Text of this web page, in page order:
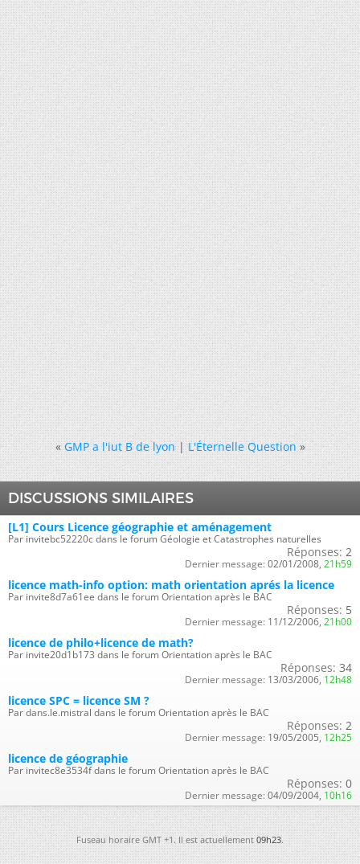
« GMP a l'iut B de lyon|L'Éternelle Question »
DISCUSSIONS SIMILAIRES
[L1] Cours Licence géographie et aménagement
Par invitebc52220c dans le forum Géologie et Catastrophes naturelles
Réponses: 2
Dernier message: 02/01/2008, 21h59
licence math-info option: math orientation aprés la licence
Par invite8d7a61ee dans le forum Orientation après le BAC
Réponses: 5
Dernier message: 11/12/2006, 21h00
licence de philo+licence de math?
Par invite20d1b173 dans le forum Orientation après le BAC
Réponses: 34
Dernier message: 13/03/2006, 12h48
licence SPC = licence SM ?
Par dans.le.mistral dans le forum Orientation après le BAC
Réponses: 2
Dernier message: 19/05/2005, 12h25
licence de géographie
Par invitec8e3534f dans le forum Orientation après le BAC
Réponses: 0
Dernier message: 04/09/2004, 10h16
Fuseau horaire GMT +1. Il est actuellement09h23.